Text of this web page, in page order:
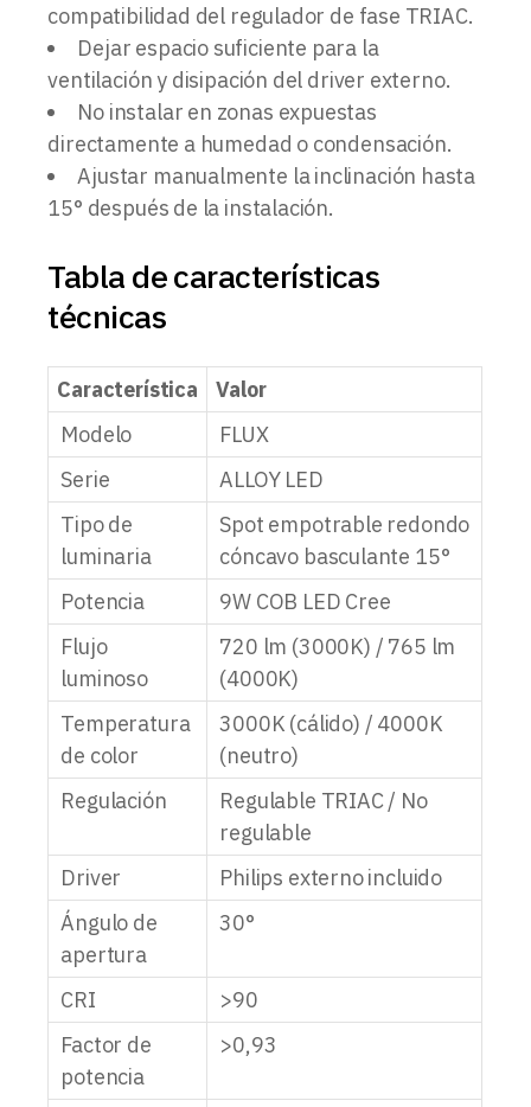
compatibilidad del regulador de fase TRIAC.
Dejar espacio suficiente para la
ventilación y disipación del driver externo.
No instalar en zonas expuestas
directamente a humedad o condensación.
Ajustar manualmente la inclinación hasta
15° después de la instalación.
Tabla de características
técnicas
Característica
Valor
Modelo
FLUX
Serie
ALLOY LED
Tipo de
luminaria
Spot empotrable redondo
cóncavo basculante 15°
Potencia
9W COB LED Cree
Flujo
luminoso
720 lm (3000K) / 765 lm
(4000K)
Temperatura
de color
3000K (cálido) / 4000K
(neutro)
Regulación
Regulable TRIAC / No
regulable
Driver
Philips externo incluido
Ángulo de
apertura
30°
CRI
>90
Factor de
potencia
>0,93